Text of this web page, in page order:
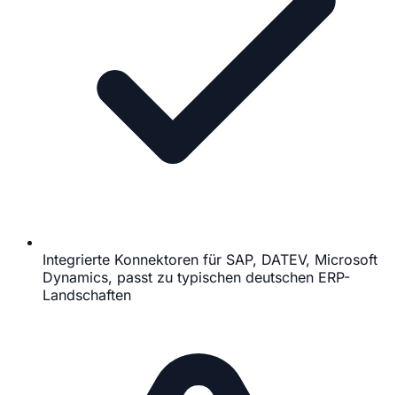
Integrierte Konnektoren für SAP, DATEV, Microsoft
Dynamics, passt zu typischen deutschen ERP-
Landschaften